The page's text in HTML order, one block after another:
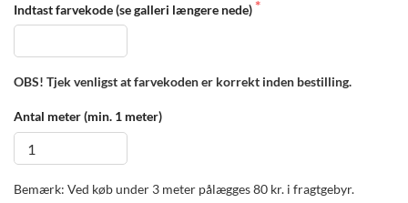
Indtast farvekode (se galleri længere nede)
OBS! Tjek venligst at farvekoden er korrekt inden bestilling.
Antal meter (min. 1 meter)
Bemærk: Ved køb under 3 meter pålægges 80 kr. i fragtgebyr.